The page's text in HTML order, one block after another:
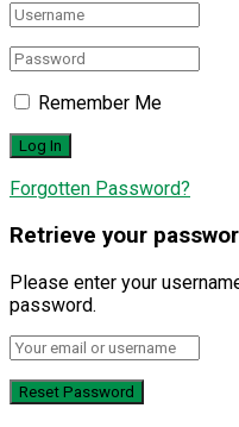
Remember Me
Forgotten Password?
Retrieve your
Please enter your
password.